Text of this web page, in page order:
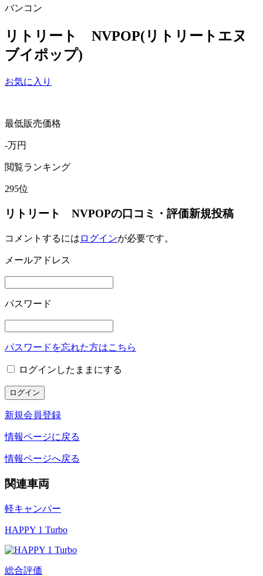
バンコン
リトリート NVPOP(リトリートエヌ
ブイポップ)
お気に入り
最低販売価格
-万円
閲覧ランキング
295位
リトリート NVPOPの口コミ・評価新規投稿
コメントするには ログインが必要です。
メールアドレス
パスワード
パスワードを忘れた方はこちら
ログインしたままにする
新規会員登録
情報ページに戻る
情報ページへ戻る
関連車両
軽キャンパー
HAPPY 1 Turbo
総合評価